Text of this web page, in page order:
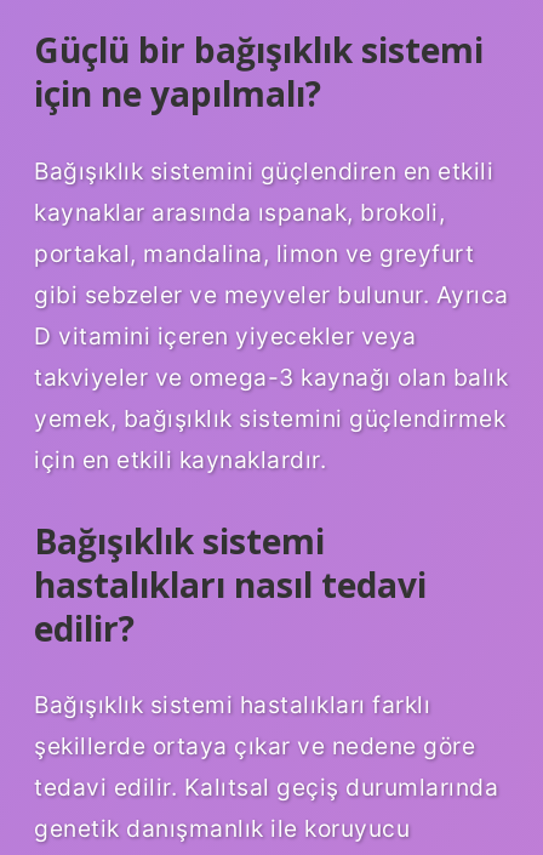
Güçlü bir bağışıklık sistemi
için ne yapılmalı?
Bağışıklık sistemini güçlendiren en etkili
kaynaklar arasında ıspanak, brokoli,
portakal, mandalina, limon ve greyfurt
gibi sebzeler ve meyveler bulunur. Ayrıca
D vitamini içeren yiyecekler veya
takviyeler ve omega-3 kaynağı olan balık
yemek, bağışıklık sistemini güçlendirmek
için en etkili kaynaklardır.
Bağışıklık sistemi
hastalıkları nasıl tedavi
edilir?
Bağışıklık sistemi hastalıkları farklı
şekillerde ortaya çıkar ve nedene göre
tedavi edilir. Kalıtsal geçiş durumlarında
genetik danışmanlık ile koruyucu